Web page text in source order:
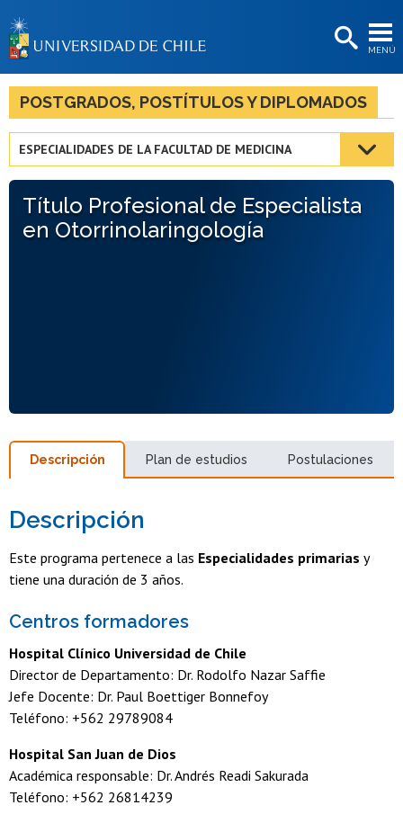
MENÚ
BIBLIOTECAS
LA UNIVERSIDAD
Estudiantes
Académicas/os
Funcionarias/os
POSTGRADOS, POSTÍTULOS Y DIPLOMADOS
ESPECIALIDADES DE LA FACULTAD DE MEDICINA
Título Profesional de Especialista
en Otorrinolaringología
Descripción Plan de estudios Postulaciones
Descripción
Este programa pertenece a las Especialidades primarias y
tiene una duración de 3 años.
Centros formadores
Hospital Clínico Universidad de Chile
Director de Departamento: Dr. Rodolfo Nazar Saffie
Jefe Docente: Dr. Paul Boettiger Bonnefoy
Teléfono: +562 29789084
Hospital San Juan de Dios
Académica responsable: Dr. Andrés Readi Sakurada
Teléfono: +562 26814239